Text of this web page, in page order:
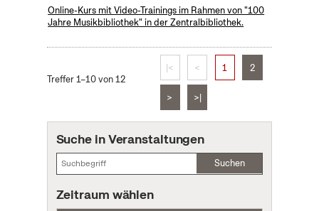
Online-Kurs mit Video-Trainings im Rahmen von "100
Jahre Musikbibliothek" in der Zentralbibliothek.
Treffer 1–10 von 12
|< < 1 2
> >|
Suche in Veranstaltungen
Suchen
Zeitraum wählen